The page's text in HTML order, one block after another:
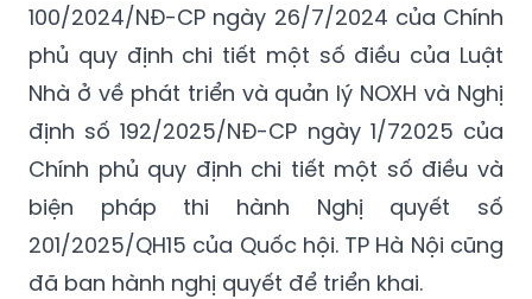
100/2024/NĐ-CP ngày 26/7/2024 của Chính
phủ quy định chi tiết một số điều của Luật
Nhà ở về phát triển và quản lý NOXH và Nghị
định số 192/2025/NĐ-CP ngày 1/72025 của
Chính phủ quy định chi tiết một số điều và
biện pháp thi hành Nghị quyết số
201/2025/QH15 của Quốc hội. TP Hà Nội cũng
đã ban hành nghị quyết để triển khai.